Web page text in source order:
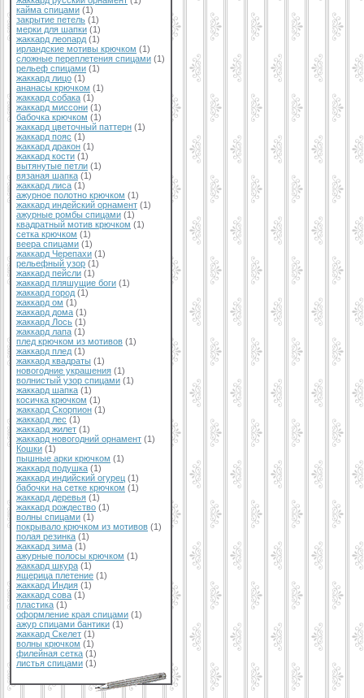
кайма спицами (1)
закрытие петель (1)
мерки для шапки (1)
жаккард леопард (1)
ирландские мотивы крючком (1)
сложные переплетения спицами (1)
рельеф спицами (1)
жаккард лицо (1)
ананасы крючком (1)
жаккард собака (1)
жаккард миссони (1)
бабочка крючком (1)
жаккард цветочный паттерн (1)
жаккард пояс (1)
жаккард дракон (1)
жаккард кости (1)
вытянутые петли (1)
вязаная шапка (1)
жаккард лиса (1)
ажурное полотно крючком (1)
жаккард индейский орнамент (1)
ажурные ромбы спицами (1)
квадратный мотив крючком (1)
сетка крючком (1)
веера спицами (1)
жаккард Черепахи (1)
рельефный узор (1)
жаккард пейсли (1)
жаккард пляшущие боги (1)
жаккард город (1)
жаккард ом (1)
жаккард дома (1)
жаккард Лось (1)
жаккард лапа (1)
плед крючком из мотивов (1)
жаккард плед (1)
жаккард квадраты (1)
новогодние украшения (1)
волнистый узор спицами (1)
жаккард шапка (1)
косичка крючком (1)
жаккард Скорпион (1)
жаккард лес (1)
жаккард жилет (1)
жаккард новогодний орнамент (1)
Кошки (1)
пышные арки крючком (1)
жаккард подушка (1)
жаккард индийский огурец (1)
бабочки на сетке крючком (1)
жаккард деревья (1)
жаккард рождество (1)
волны спицами (1)
покрывало крючком из мотивов (1)
полая резинка (1)
жаккард зима (1)
ажурные полосы крючком (1)
жаккард шкура (1)
ящерица плетение (1)
жаккард Индия (1)
жаккард сова (1)
пластика (1)
оформление края спицами (1)
ажур спицами бантики (1)
жаккард Скелет (1)
волны крючком (1)
филейная сетка (1)
листья спицами (1)